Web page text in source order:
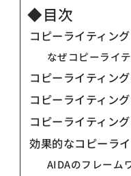
◆目次
コピーライティン
なぜコピーライ
コピーライティン
コピーライティン
コピーライティン
効果的なコピーラ
AIDAのフレーム